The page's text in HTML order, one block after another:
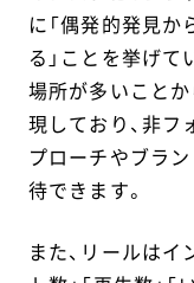
に「偶発的発見
る」ことを挙げ
場所が多いこと
現しており、非フ
プローチやブラ
待できます。
また、リールは